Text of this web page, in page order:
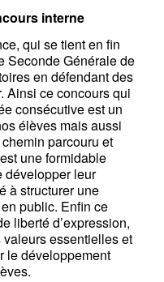
interne
qui se tient en fin
Seconde Générale de
en défendant des
Ainsi ce concours qui
consécutive est un
élèves mais aussi
parcouru et
une formidable
développer leur
à structurer une
public. Enfin ce
liberté d’expression,
essentielles et
le développement